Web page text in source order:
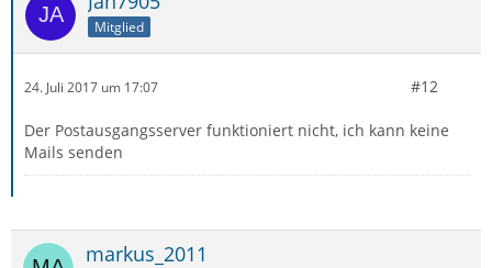
Mitglied
24. Juli 2017 um 17:07 #12
Der Postausgangsserver funktioniert nicht, ich kann keine
Mails senden
markus_2011